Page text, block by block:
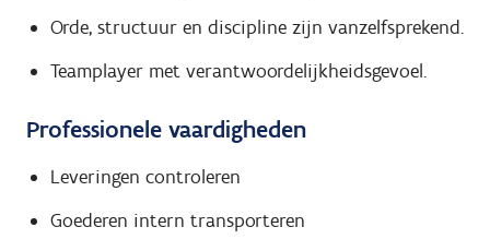
Orde, structuur en discipline zijn vanzelfsprekend.
Teamplayer met verantwoordelijkheidsgevoel.
Professionele vaardigheden
Leveringen controleren
Goederen intern transporteren